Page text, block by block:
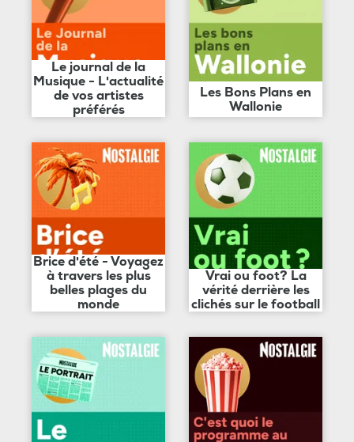
Le journal de la
Musique - L'actualité
de vos artistes
préférés
Les Bons Plans en
Wallonie
Brice d'été - Voyagez
à travers les plus
belles plages du
monde
Vrai ou foot? La
vérité derrière les
clichés sur le football